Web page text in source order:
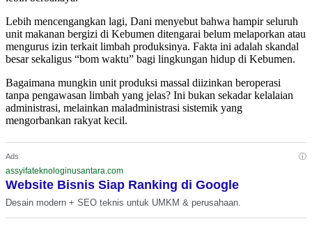
Lebih mencengangkan lagi, Dani menyebut bahwa hampir seluruh
unit makanan bergizi di Kebumen ditengarai belum melaporkan atau
mengurus izin terkait limbah produksinya. Fakta ini adalah skandal
besar sekaligus “bom waktu” bagi lingkungan hidup di Kebumen.
Bagaimana mungkin unit produksi massal diizinkan beroperasi
tanpa pengawasan limbah yang jelas? Ini bukan sekadar kelalaian
administrasi, melainkan maladministrasi sistemik yang
mengorbankan rakyat kecil.
Ads ⓘ
assyifateknologinusantara.com
Website Bisnis Siap Ranking di Google
Desain modern + SEO teknis untuk UMKM & perusahaan.